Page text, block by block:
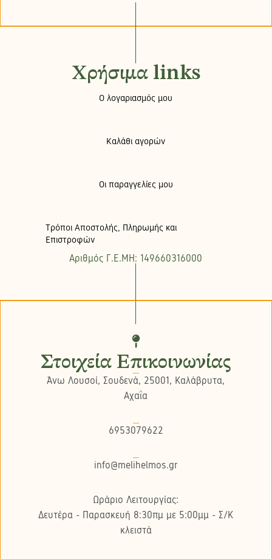
Χρήσιμα links
Ο λογαριασμός μου
Καλάθι αγορών
Οι παραγγελίες μου
Τρόποι Αποστολής, Πληρωμής και
Επιστροφών
Αριθμός Γ.Ε.ΜΗ: 149660316000
Στοιχεία Επικοινωνίας
Άνω Λουσοί, Σουδενά, 25001, Καλάβρυτα,
Αχαΐα
6953079622
info@melihelmos.gr
Ωράριο Λειτουργίας:
Δευτέρα - Παρασκευή 8:30πμ με 5:00μμ - Σ/K
κλειστά